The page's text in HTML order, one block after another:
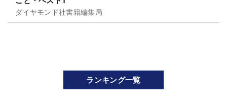
ダイヤモンド社書籍編集局
ランキング一覧